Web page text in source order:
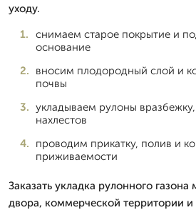
уходу.
снимаем старое покрытие и
основание
вносим плодородный слой и
почвы
укладываем рулоны
нахлестов
проводим прикатку, полив и
приживаемости
Заказать укладка рулонного
двора, коммерческой территории и